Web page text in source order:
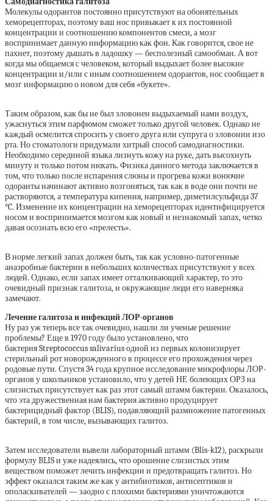
Молекулы одорантов постоянно присутствуют на обонятельных
хеморецепторах, поэтому ваш нос привыкает к их постоянной
концентрации и соотношению компонентов смеси, а мозг
воспринимает данную информацию как фон. Как говорится, свое не
пахнет, поэтому дышать в ладошку — бесполезный самообман. А вот
когда мы общаемся с человеком, который выдыхает более высокие
концентрации и/или с иным соотношением одорантов, нос сообщает в
мозг информацию о новом для себя «букете».
Таким образом, как бы не был зловонен выдыхаемый нами воздух,
ужаснуться этим парфюмом сможет только другой человек. Однако не
каждый осмелится спросить у своего друга или супруга о зловонии изо
рта. Но стоматологи придумали хитрый способ самодиагностики.
Необходимо серединой языка лизнуть кожу на руке, дать высохнуть
минуту и только потом нюхать. Физика данного метода заключается в
том, что только после испарения слюны и прогрева кожи вонючие
одоранты начинают активно возгоняться, так как в воде они почти не
растворяются, а температура кипения, например, диметилсульфида 37
°C. Изменение их концентрации на хеморецепторах идентифицируется
носом и воспринимается мозгом как новый и незнакомый запах, четко
давая осознать всю его «прелесть».
В норме легкий запах должен быть, так как условно-патогенные
анаэробные бактерии в небольших количествах присутствуют у всех
людей. Однако, если запах имеет отталкивающий характер, то это
очевидный признак галитоза, и окружающие люди его наверняка
замечают.
Лечение галитоза и инфекций ЛОР-органов
Ну раз уж теперь все так очевидно, нашли ли ученые решение
проблемы? Еще в 1970 году было установлено, что
бактерия Streptococcus salivarius одной из первых колонизирует
стерильный рот новорожденного в процессе его прохождения через
родовые пути. Спустя 34 года крупное исследование микрофлоры ЛОР-
органов у школьников установило, что у детей НЕ болеющих ОРЗ на
слизистых присутствует как раз этот самый штамм бактерии. Оказалось,
что эта дружественная нам бактерия активно продуцирует
бактерицидный фактор (BLIS), подавляющий размножение патогенных
бактерий, в том числе, вызывающих галитоз.
Затем исследователи вывели лабораторный штамм (Blis-k12), раскрыли
формулу BLIS и уже надеялись, что орошение слизистых этим
веществом поможет лечить инфекции и предотвращать галитоз. Но
эффект оказался таким же как у антибиотиков, антисептиков и
ополаскивателей — заодно с плохими бактериями уничтожаются